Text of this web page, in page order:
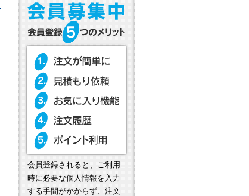
会員登録されると、ご利用
時に必要な個人情報を入力
する手間がかからず、注文